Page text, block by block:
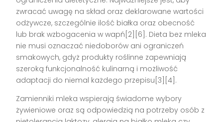
zwracać uwagę na skład oraz deklarowane wartości
odżywcze, szczególnie ilość białka oraz obecność
lub brak wzbogacenia w wapń[2][6]. Dieta bez mleka
nie musi oznaczać niedoborów ani ograniczeń
smakowych, gdyż produkty roślinne zapewniają
szeroką funkcjonalność kulinarną i możliwość
adaptacji do niemal każdego przepisu[3][4].
Zamienniki mleka wspierają świadome wybory
żywieniowe oraz są odpowiedzią na potrzeby osób z